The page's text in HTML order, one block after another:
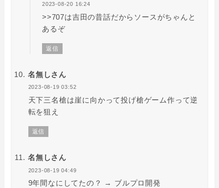
2023-08-20 16:24
>>707は吉田の昔話だからソースがちゃんと
あるぞ
返信
名無しさん
2023-08-19 03:52
天下三名槍は崖に向かって投げ槍ゲーム作って逆
転を狙え
返信
名無しさん
2023-08-19 04:49
9年間なにしてたの？ → ブルプロ開発